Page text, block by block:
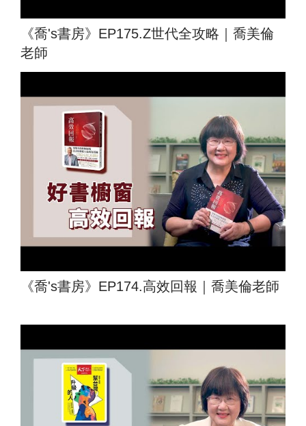
《喬's書房》EP175.Z世代全攻略｜喬美倫
老師
《喬's書房》EP174.高效回報｜喬美倫老師